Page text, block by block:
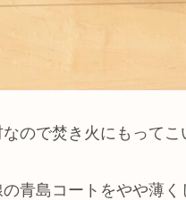
ので焚き火にもってこ
青島コートをやや薄